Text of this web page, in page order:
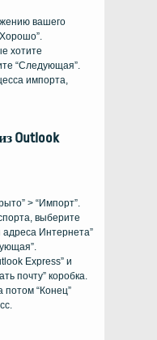
вашего
хотите
“Следующая”.
импорта,
Outlook
> “Импорт”.
выберите
адреса Интернета”
Express” и
почту” коробка.
“Конец”